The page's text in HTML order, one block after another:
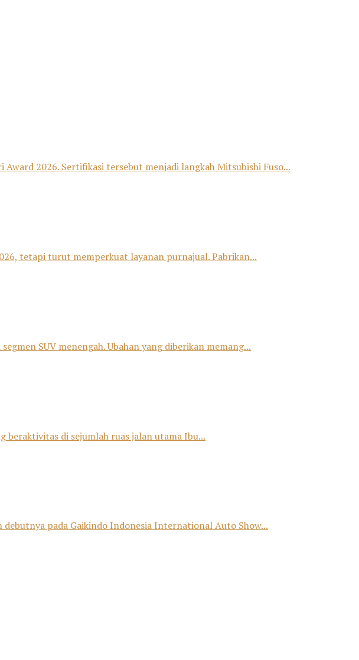
2026. Sertifikasi tersebut menjadi langkah Mitsubishi Fuso...
tetapi turut memperkuat layanan purnajual. Pabrikan...
SUV menengah. Ubahan yang diberikan memang...
beraktivitas di sejumlah ruas jalan utama Ibu...
pada Gaikindo Indonesia International Auto Show...